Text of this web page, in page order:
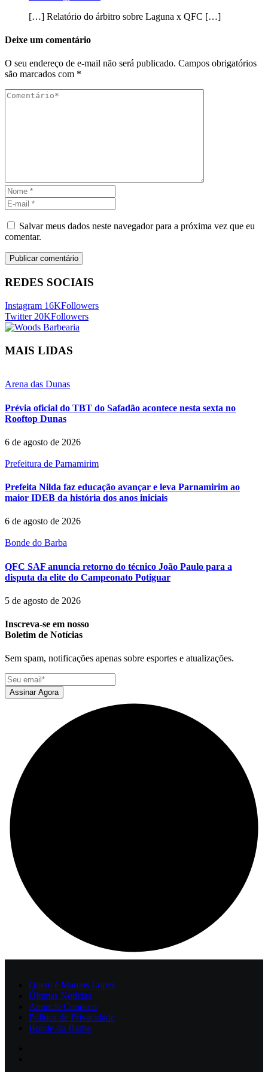
[…] Relatório do árbitro sobre Laguna x QFC […]
Deixe um comentário
O seu endereço de e-mail não será publicado. Campos obrigatórios
são marcados com *
Salvar meus dados neste navegador para a próxima vez que eu
comentar.
REDES SOCIAIS
Instagram 16KFollowers
Twitter 20KFollowers
MAIS LIDAS
Arena das Dunas
Prévia oficial do TBT do Safadão acontece nesta sexta no
Rooftop Dunas
6 de agosto de 2026
Prefeitura de Parnamirim
Prefeita Nilda faz educação avançar e leva Parnamirim ao
maior IDEB da história dos anos iniciais
6 de agosto de 2026
Bonde do Barba
QFC SAF anuncia retorno do técnico João Paulo para a
disputa da elite do Campeonato Potiguar
5 de agosto de 2026
Inscreva-se em nosso
Boletim de Notícias
Sem spam, notificações apenas sobre esportes e atualizações.
Assinar Agora
Quem é Marcos Lopes
Últimas Notícias
Anuncie Conosco
Política de Privacidade
Bonde do Barba